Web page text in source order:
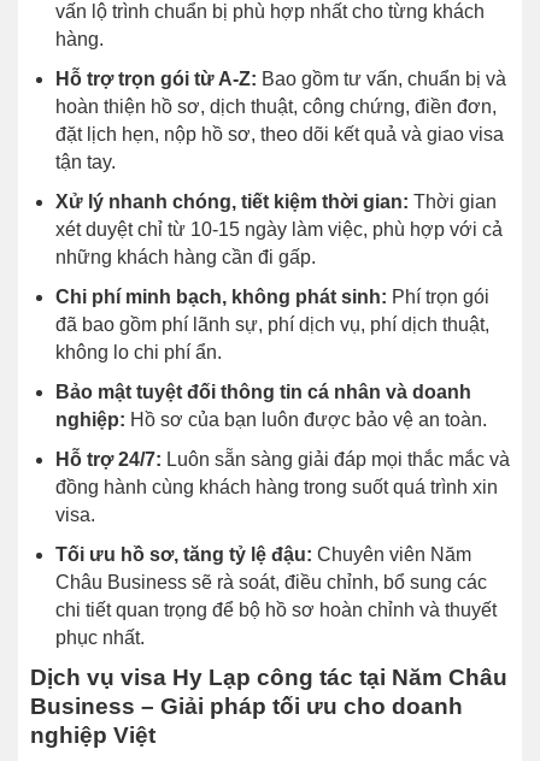
vấn lộ trình chuẩn bị phù hợp nhất cho từng khách
hàng.
Hỗ trợ trọn gói từ A-Z: Bao gồm tư vấn, chuẩn bị và
hoàn thiện hồ sơ, dịch thuật, công chứng, điền đơn,
đặt lịch hẹn, nộp hồ sơ, theo dõi kết quả và giao visa
tận tay.
Xử lý nhanh chóng, tiết kiệm thời gian: Thời gian
xét duyệt chỉ từ 10-15 ngày làm việc, phù hợp với cả
những khách hàng cần đi gấp.
Chi phí minh bạch, không phát sinh: Phí trọn gói
đã bao gồm phí lãnh sự, phí dịch vụ, phí dịch thuật,
không lo chi phí ẩn.
Bảo mật tuyệt đối thông tin cá nhân và doanh
nghiệp: Hồ sơ của bạn luôn được bảo vệ an toàn.
Hỗ trợ 24/7: Luôn sẵn sàng giải đáp mọi thắc mắc và
đồng hành cùng khách hàng trong suốt quá trình xin
visa.
Tối ưu hồ sơ, tăng tỷ lệ đậu: Chuyên viên Năm
Châu Business sẽ rà soát, điều chỉnh, bổ sung các
chi tiết quan trọng để bộ hồ sơ hoàn chỉnh và thuyết
phục nhất.
Dịch vụ visa Hy Lạp công tác tại Năm Châu
Business – Giải pháp tối ưu cho doanh
nghiệp Việt